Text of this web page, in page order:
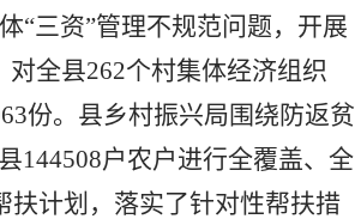
“三资”管理不规范问题，开展
对全县262个村集体经济组织
份。 县乡村振兴局围绕防返贫
144508户农户进行全覆盖、全
扶计划，落实了针对性帮扶措